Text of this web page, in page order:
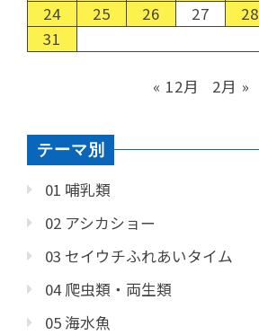
24
25 26 27 28
31
« 12月 2月 »
テーマ別
01 哺乳類
02 アシカショー
03 セイウチふれあいタイム
04 爬虫類・両生類
05 海水魚